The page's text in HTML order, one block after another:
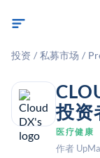
投资 / 私募市场 /
投资
医疗健康
作者